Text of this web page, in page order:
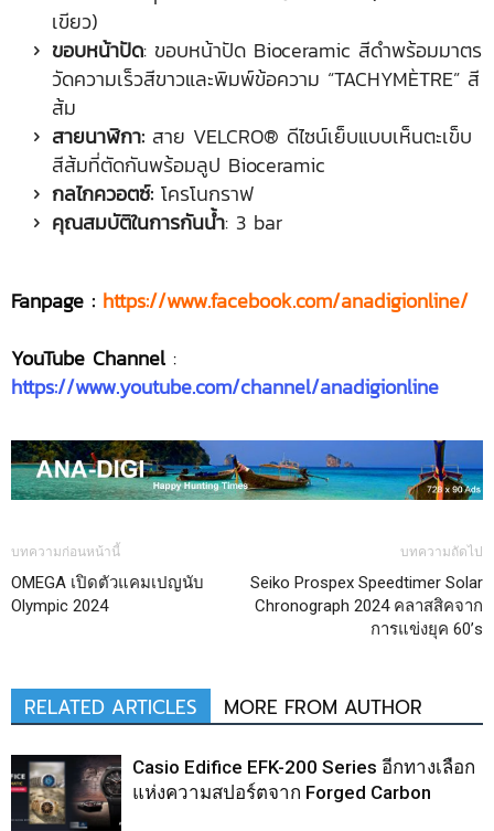
เขียว)
ขอบหน้าปัด: ขอบหน้าปัด Bioceramic สีดำพร้อมมาตร
วัดความเร็วสีขาวและพิมพ์ข้อความ “TACHYMÈTRE” สี
ส้ม
สายนาฬิกา: สาย VELCRO® ดีไซน์เย็บแบบเห็นตะเข็บ
สีส้มที่ตัดกันพร้อมลูป Bioceramic
กลไกควอตซ์: โครโนกราฟ
คุณสมบัติในการกันน้ำ: 3 bar
Fanpage : https://www.facebook.com/anadigionline/
YouTube Channel :
https://www.youtube.com/channel/anadigionline
บทความก่อนหน้านี้
OMEGA เปิดตัวแคมเปญนับ
Olympic 2024
บทความถัดไป
Seiko Prospex Speedtimer Solar
Chronograph 2024 คลาสสิคจาก
การแข่งยุค 60’s
RELATED ARTICLES MORE FROM AUTHOR
Casio Edifice EFK-200 Series อีกทางเลือก
แห่งความสปอร์ตจาก Forged Carbon